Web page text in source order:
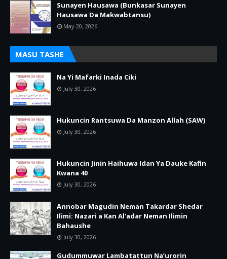
Sunayen Hausawa (Bunkasar Sunayen
Hausawa Da Makwabtansu)
May 20, 2026
MASU TASHE
Na Yi Mafarki Inada Ciki
July 30, 2026
Hukuncin Rantsuwa Da Manzon Allah (SAW)
July 30, 2026
Hukuncin Jinin Haihuwa Idan Ya Dauke Kafin
Kwana 40
July 30, 2026
Annobar Magudin Neman Takardar Shedar
Ilimi: Nazari a Kan Al’adar Neman Ilimin
Bahaushe
July 30, 2026
Gudummuwar Lambatattun Na’urorin